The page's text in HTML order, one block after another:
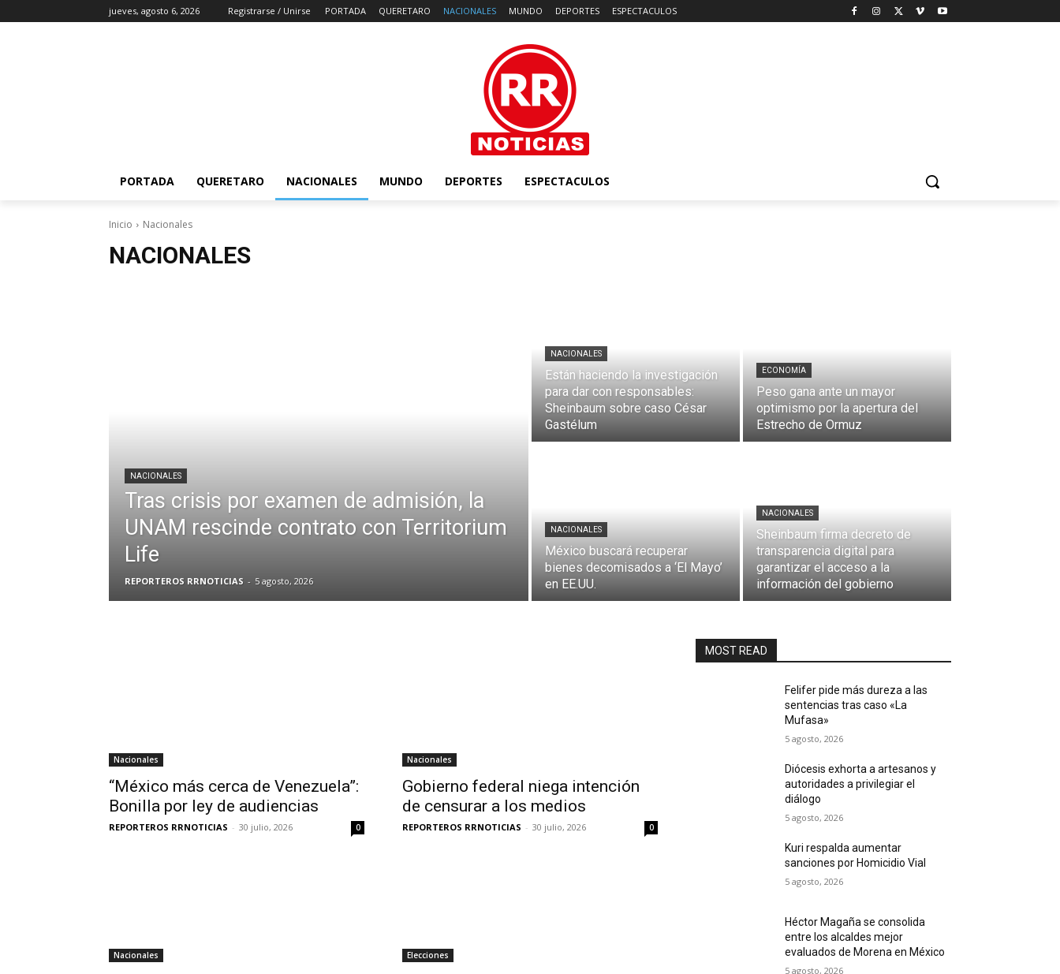
jueves, agosto 6, 2026 Registrarse / Unirse PORTADA QUERETARO NACIONALES MUNDO DEPORTES ESPECTACULOS
PORTADA QUERETARO NACIONALES MUNDO DEPORTES ESPECTACULOS
Inicio Nacionales
NACIONALES
NACIONALES
Tras crisis por examen de admisión, la
UNAM rescinde contrato con Territorium
Life
REPORTEROS RRNOTICIAS - 5 agosto, 2026
NACIONALES
Están haciendo la investigación
para dar con responsables:
Sheinbaum sobre caso César
Gastélum
ECONOMÍA
Peso gana ante un mayor
optimismo por la apertura del
Estrecho de Ormuz
NACIONALES
México buscará recuperar
bienes decomisados a ‘El Mayo’
en EE.UU.
NACIONALES
Sheinbaum firma decreto de
transparencia digital para
garantizar el acceso a la
información del gobierno
Nacionales
“México más cerca de Venezuela”:
Bonilla por ley de audiencias
REPORTEROS RRNOTICIAS - 30 julio, 2026 0
Nacionales
Gobierno federal niega intención
de censurar a los medios
REPORTEROS RRNOTICIAS - 30 julio, 2026 0
Nacionales Elecciones
MOST READ
Felifer pide más dureza a las
sentencias tras caso «La
Mufasa»
5 agosto, 2026
Diócesis exhorta a artesanos y
autoridades a privilegiar el
diálogo
5 agosto, 2026
Kuri respalda aumentar
sanciones por Homicidio Vial
5 agosto, 2026
Héctor Magaña se consolida
entre los alcaldes mejor
evaluados de Morena en México
5 agosto, 2026